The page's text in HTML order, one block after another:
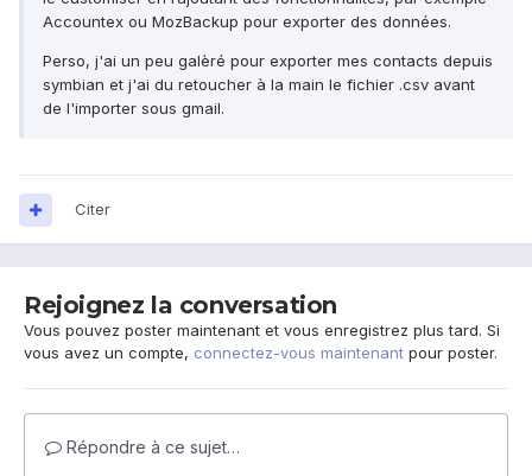
Accountex ou MozBackup pour exporter des données.
Perso, j'ai un peu galèré pour exporter mes contacts depuis
symbian et j'ai du retoucher à la main le fichier .csv avant
de l'importer sous gmail.
Citer
Rejoignez la conversation
Vous pouvez poster maintenant et vous enregistrez plus tard. Si
vous avez un compte, connectez-vous maintenant pour poster.
Répondre à ce sujet…